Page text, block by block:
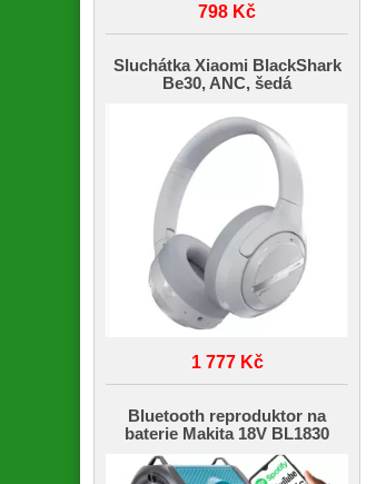
798 Kč
Sluchátka Xiaomi BlackShark
Be30, ANC, šedá
1 777 Kč
Bluetooth reproduktor na
baterie Makita 18V BL1830